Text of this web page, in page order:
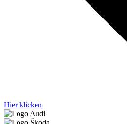
Hier klicken